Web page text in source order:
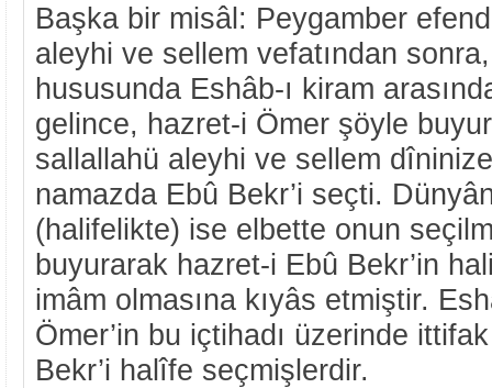
Başka bir misâl: Peygamber
aleyhi ve sellem vefatından
hususunda Eshâb-ı kiram
gelince, hazret-i Ömer şöyle
sallallahü aleyhi ve sellem
namazda Ebû Bekr’i seçti.
(halifelikte) ise elbette onun
buyurarak hazret-i Ebû Bekr’in
imâm olmasına kıyâs etmiştir.
Ömer’in bu içtihadı üzerinde
Bekr’i halîfe seçmişlerdir.